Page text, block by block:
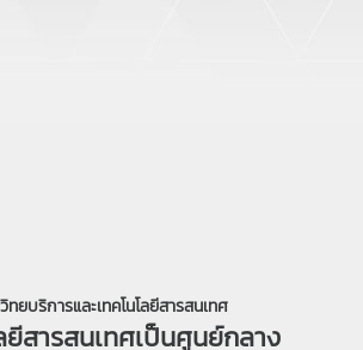
ทยบริการและเทคโนโลยีสารสนเทศ
ยีสารสนเทศเป็นศูนย์กลาง